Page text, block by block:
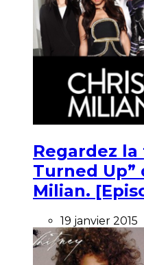
Regardez
Turned Up”
Milian.
19 janvier 2015